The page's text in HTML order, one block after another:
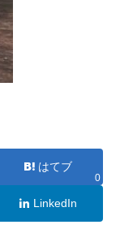
はてブ
0
LinkedIn